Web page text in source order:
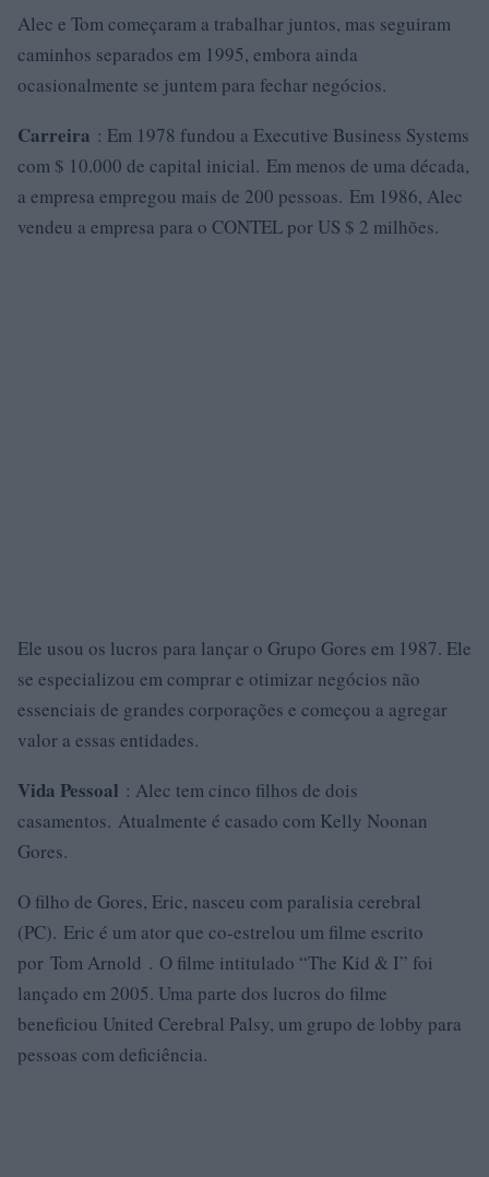
Alec e Tom começaram a trabalhar juntos, mas seguiram
caminhos separados em 1995, embora ainda
ocasionalmente se juntem para fechar negócios.
Carreira : Em 1978 fundou a Executive Business Systems
com $ 10.000 de capital inicial. Em menos de uma década,
a empresa empregou mais de 200 pessoas. Em 1986, Alec
vendeu a empresa para o CONTEL por US $ 2 milhões.
Ele usou os lucros para lançar o Grupo Gores em 1987. Ele
se especializou em comprar e otimizar negócios não
essenciais de grandes corporações e começou a agregar
valor a essas entidades.
Vida Pessoal : Alec tem cinco filhos de dois
casamentos. Atualmente é casado com Kelly Noonan
Gores.
O filho de Gores, Eric, nasceu com paralisia cerebral
(PC). Eric é um ator que co-estrelou um filme escrito
por Tom Arnold . O filme intitulado “The Kid & I” foi
lançado em 2005. Uma parte dos lucros do filme
beneficiou United Cerebral Palsy, um grupo de lobby para
pessoas com deficiência.